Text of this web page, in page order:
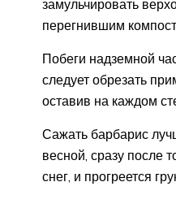
замульчировать
перегнившим
Побеги надземной
следует обрезать
оставив на каждом
Сажать барбарис
весной, сразу после
снег, и прогреется